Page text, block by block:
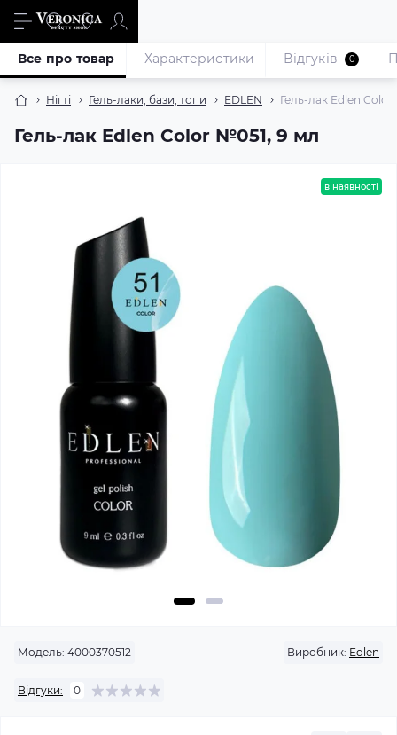
Нігті Гель-лаки, бази, топи EDLEN Гель-лак Edlen
Гель-лак Edlen Color №051, 9 мл
Все про товар Характеристики Відгуків 0
в наявності
Модель: 4000370512 Виробник: Edlen
Відгуки: 0